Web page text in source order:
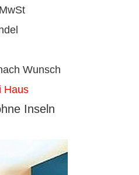
Wunsch
Haus
Inseln